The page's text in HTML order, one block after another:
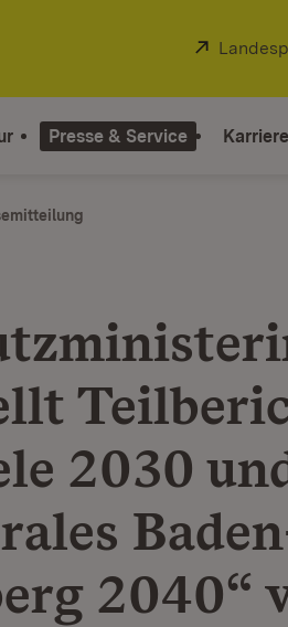
Extern:
Presse & Service Karriere
2030
2040“